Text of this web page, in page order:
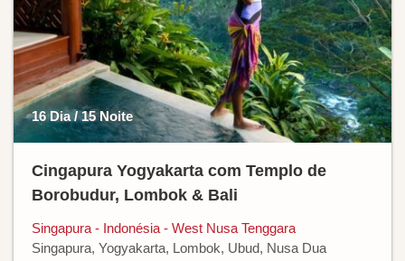
16 Dia / 15 Noite
Cingapura Yogyakarta com Templo de
Borobudur, Lombok & Bali
Singapura - Indonésia - West Nusa Tenggara
Singapura, Yogyakarta, Lombok, Ubud, Nusa Dua